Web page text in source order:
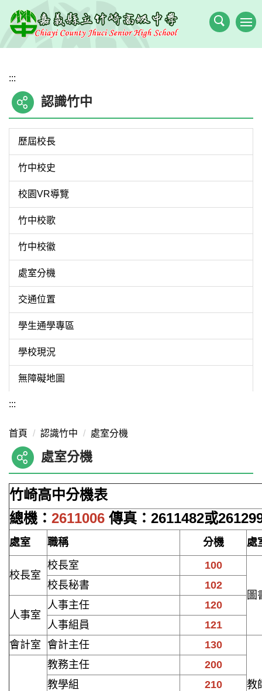
到
主
要
容
區
:::
認識竹中
歷屆校長
竹中校史
校園VR導覽
竹中校歌
竹中校徽
處室分機
交通位置
學生通學專區
學校現況
無障礙地圖
:::
首頁 認識竹中 處室分機
處室分機
竹崎高中分機表
總機： 2611006 傳真：2611482或
處室 職稱 分機 處
校長室
校長室 100
圖
校長秘書 102
人事室
人事主任
120
人事組員
121
會計室 會計主任 130
教
教務主任
200
教學組
210